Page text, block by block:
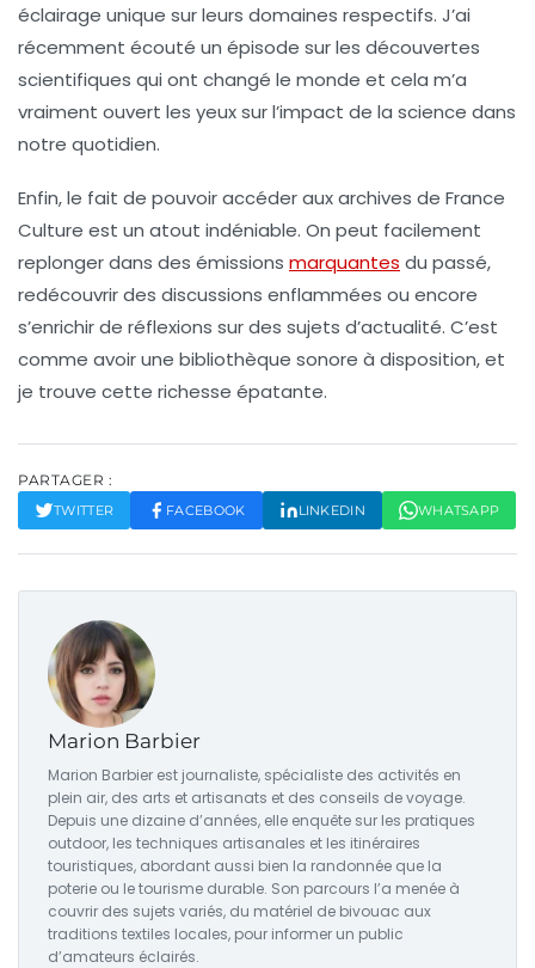
éclairage unique sur leurs domaines respectifs. J’ai
récemment écouté un épisode sur les découvertes
scientifiques qui ont changé le monde et cela m’a
vraiment ouvert les yeux sur l’impact de la science dans
notre quotidien.
Enfin, le fait de pouvoir accéder auxarchives de France
Culture est un atout indéniable. On peut facilement
replonger dans des émissions marquantes du passé,
redécouvrir des discussions enflammées ou encore
s’enrichir de réflexions sur des sujets d’actualité. C’est
comme avoir une bibliothèque sonore à disposition, et
je trouve cette richesse épatante.
PARTAGER :
TWITTER FACEBOOK LINKEDIN WHATSAPP
Marion Barbier
Marion Barbier est journaliste, spécialiste des activités en
plein air, des arts et artisanats et des conseils de voyage.
Depuis une dizaine d’années, elle enquête sur les pratiques
outdoor, les techniques artisanales et les itinéraires
touristiques, abordant aussi bien la randonnée que la
poterie ou le tourisme durable. Son parcours l’a menée à
couvrir des sujets variés, du matériel de bivouac aux
traditions textiles locales, pour informer un public
d’amateurs éclairés.